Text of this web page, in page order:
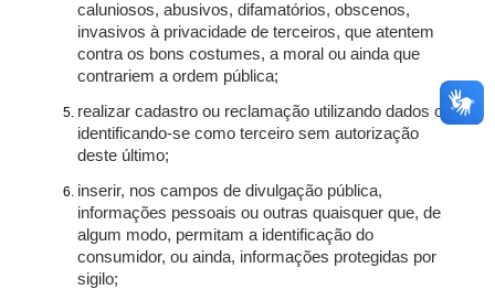
caluniosos, abusivos, difamatórios, obscenos,
invasivos à privacidade de terceiros, que atentem
contra os bons costumes, a moral ou ainda que
contrariem a ordem pública;
realizar cadastro ou reclamação utilizando dados ou
identificando-se como terceiro sem autorização
deste último;
inserir, nos campos de divulgação pública,
informações pessoais ou outras quaisquer que, de
algum modo, permitam a identificação do
consumidor, ou ainda, informações protegidas por
sigilo;